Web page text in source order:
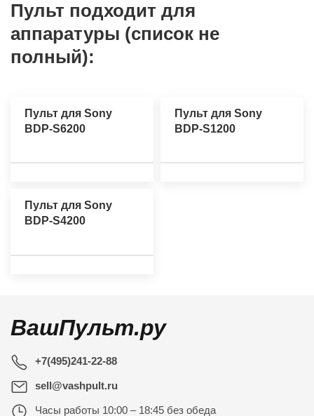
Пульт подходит для
аппаратуры (список не
полный):
Пульт для Sony
BDP-S6200
Пульт для Sony
BDP-S1200
Пульт для Sony
BDP-S4200
ВашПульт.ру
+7(495)241-22-88
sell@vashpult.ru
Часы работы 10:00 – 18:45 без обеда